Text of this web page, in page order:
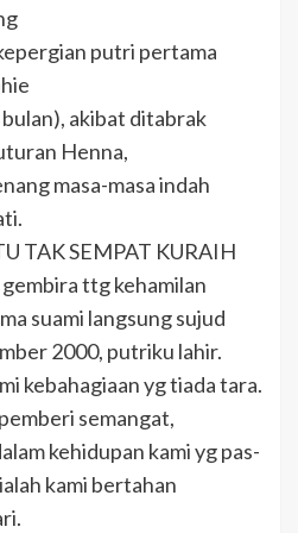
putri pertama
akibat ditabrak
Henna,
masa-masa indah
TAK SEMPAT KURAIH
ttg kehamilan
suami langsung sujud
2000, putriku lahir.
kebahagiaan yg tiada tara.
semangat,
kehidupan kami yg pas-
kami bertahan